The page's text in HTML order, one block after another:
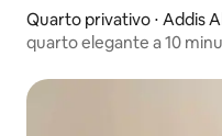
Quarto privativo ⋅ Addis
quarto elegante a 10